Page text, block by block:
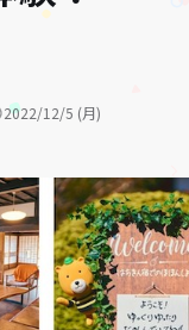
2022/12/5 (月)